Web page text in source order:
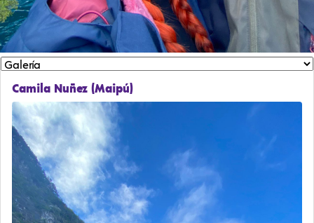
Camila Nuñez (Maipú)